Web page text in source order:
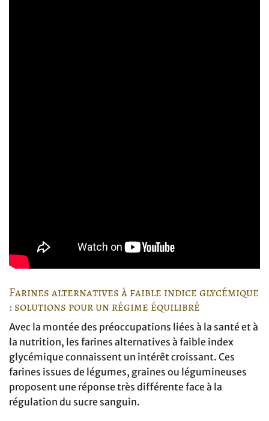
Farines alternatives à faible indice glycémique
: solutions pour un régime équilibré
Avec la montée des préoccupations liées à la santé et à
la nutrition, les farines alternatives à faible index
glycémique connaissent un intérêt croissant. Ces
farines issues de légumes, graines ou légumineuses
proposent une réponse très différente face à la
régulation du sucre sanguin.